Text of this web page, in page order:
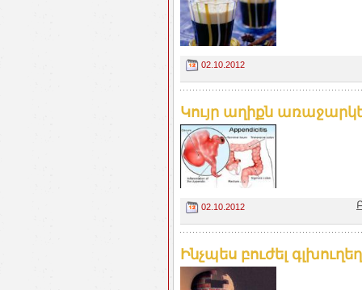
02.10.2012
Կույր աղիքն
02.10.2012
Ինչպես բուժել